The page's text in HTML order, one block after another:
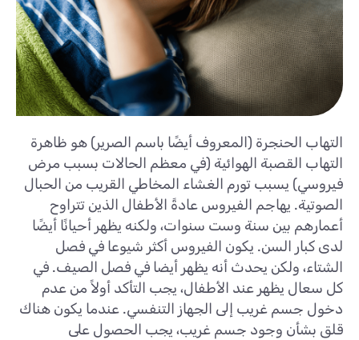
التهاب الحنجرة (المعروف أيضًا باسم الصرير) هو ظاهرة
التهاب القصبة الهوائية (في معظم الحالات بسبب مرض
فيروسي) يسبب تورم الغشاء المخاطي القريب من الحبال
الصوتية. يهاجم الفيروس عادةً الأطفال الذين تتراوح
أعمارهم بين سنة وست سنوات، ولكنه يظهر أحيانًا أيضًا
لدى كبار السن. يكون الفيروس أكثر شيوعا في فصل
الشتاء، ولكن يحدث أنه يظهر أيضا في فصل الصيف. في
كل سعال يظهر عند الأطفال، يجب التأكد أولاً من عدم
دخول جسم غريب إلى الجهاز التنفسي. عندما يكون هناك
قلق بشأن وجود جسم غريب، يجب الحصول على